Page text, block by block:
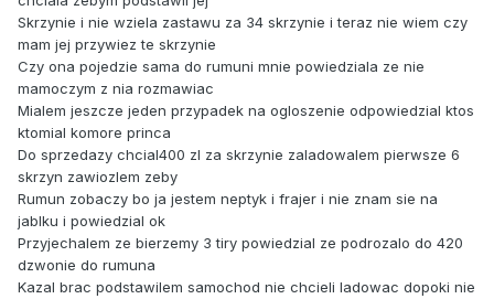
Skrzynie i nie wziela zastawu za 34 skrzynie i teraz nie wiem czy
mam jej przywiez te skrzynie
Czy ona pojedzie sama do rumuni mnie powiedziala ze nie
mamoczym z nia rozmawiac
Mialem jeszcze jeden przypadek na ogloszenie odpowiedzial ktos
ktomial komore princa
Do sprzedazy chcial400 zl za skrzynie zaladowalem pierwsze 6
skrzyn zawiozlem zeby
Rumun zobaczy bo ja jestem neptyk i frajer i nie znam sie na
jablku i powiedzial ok
Przyjechalem ze bierzemy 3 tiry powiedzial ze podrozalo do 420
dzwonie do rumuna
Kazal brac podstawilem samochod nie chcieli ladowac dopoki nie